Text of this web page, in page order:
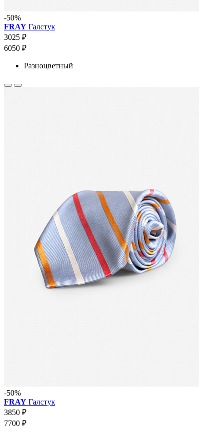
-50%
FRAY Галстук
3025 ₽
6050 ₽
Разноцветный
-50%
FRAY Галстук
3850 ₽
7700 ₽